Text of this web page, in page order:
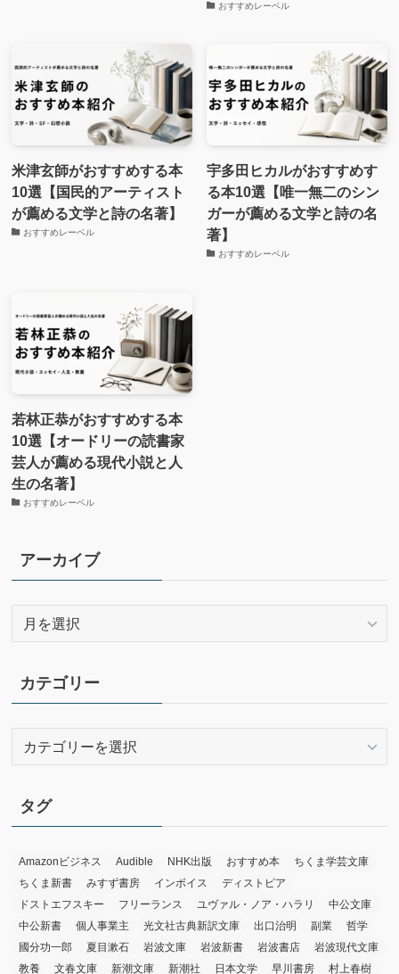
おすすめレーベル
米津玄師がおすすめする本
10選【国民的アーティスト
が薦める文学と詩の名著】
おすすめレーベル
宇多田ヒカルがおすすめす
る本10選【唯一無二のシン
ガーが薦める文学と詩の名
著】
おすすめレーベル
若林正恭がおすすめする本
10選【オードリーの読書家
芸人が薦める現代小説と人
生の名著】
おすすめレーベル
アーカイブ
イ
ブ
カテゴリー
リ
ー
タグ
Amazonビジネス Audible NHK出版 おすすめ本
ちくま学芸文庫
ちくま新書
みすず書房 インボイス
ディストピア
ドストエフスキー
フリーランス ユヴァル・ノア・ハラリ
中公文庫
中公新書
個人事業主 光文社古典新訳文庫 出口治明 副業
哲学
國分功一郎
夏目漱石 岩波文庫 岩波新書 岩波書店
岩波現代文庫
教養
文春文庫 新潮文庫 新潮社 日本文学 早川書房 村上春樹